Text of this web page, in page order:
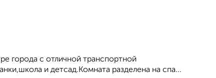
города с отличной транспортной
и детсад.Комната разделена на спа...